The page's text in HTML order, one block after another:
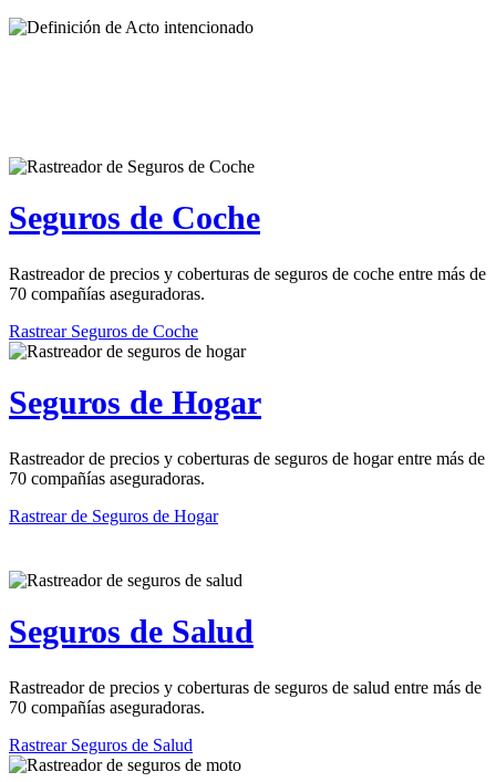
Seguros de Coche
Rastreador de precios y coberturas de seguros de coche entre más de
70 compañías aseguradoras.
Rastrear Seguros de Coche
Seguros de Hogar
Rastreador de precios y coberturas de seguros de hogar entre más de
70 compañías aseguradoras.
Rastrear de Seguros de Hogar
Seguros de Salud
Rastreador de precios y coberturas de seguros de salud entre más de
70 compañías aseguradoras.
Rastrear Seguros de Salud